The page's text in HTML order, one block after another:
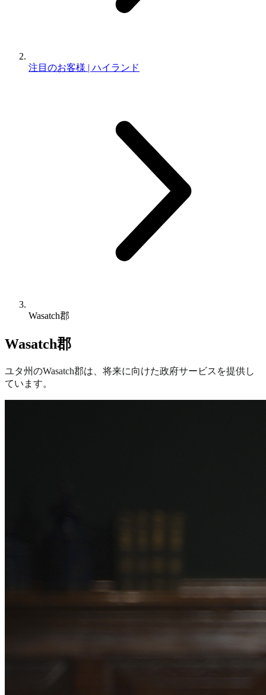
注目のお客様 | ハイランド
Wasatch郡
Wasatch郡
ユタ州のWasatch郡は、将来に向けた政府サービスを提供し
ています。